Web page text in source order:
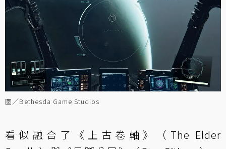
圖／Bethesda Game Studios
看似融合了《上古卷軸》（The Elder